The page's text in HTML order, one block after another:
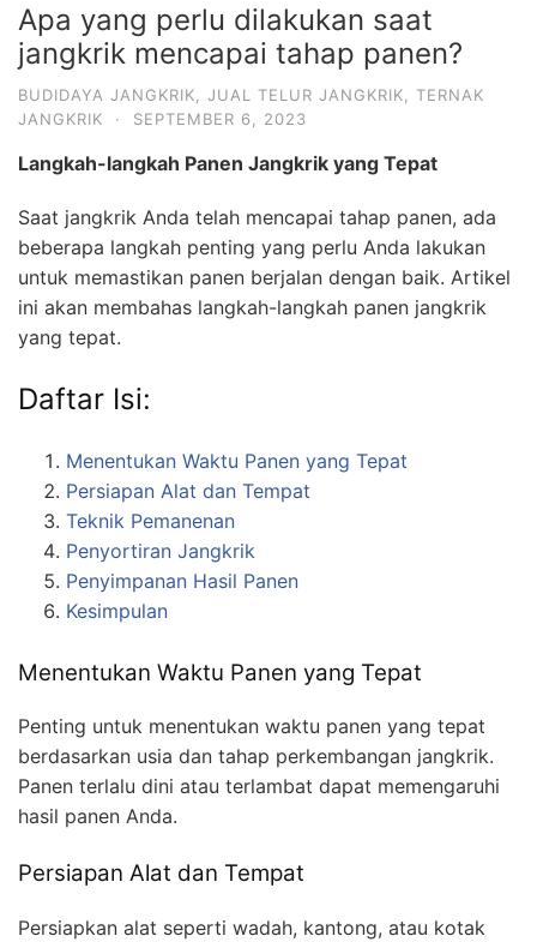
Apa yang perlu dilakukan saat
jangkrik mencapai tahap panen?
BUDIDAYA JANGKRIK JUAL TELUR JANGKRIK
TERNAK
JANGKRIK
· SEPTEMBER 6, 2023
Langkah-langkah Panen Jangkrik yang Tepat
Saat jangkrik Anda telah mencapai tahap panen, ada
beberapa langkah penting yang perlu Anda lakukan
untuk memastikan panen berjalan dengan baik. Artikel
ini akan membahas langkah-langkah panen jangkrik
yang tepat.
Daftar Isi:
Menentukan Waktu Panen yang Tepat
Persiapan Alat dan Tempat
Teknik Pemanenan
Penyortiran Jangkrik
Penyimpanan Hasil Panen
Kesimpulan
Menentukan Waktu Panen yang Tepat
Penting untuk menentukan waktu panen yang tepat
berdasarkan usia dan tahap perkembangan jangkrik.
Panen terlalu dini atau terlambat dapat memengaruhi
hasil panen Anda.
Persiapan Alat dan Tempat
Persiapkan alat seperti wadah, kantong, atau kotak